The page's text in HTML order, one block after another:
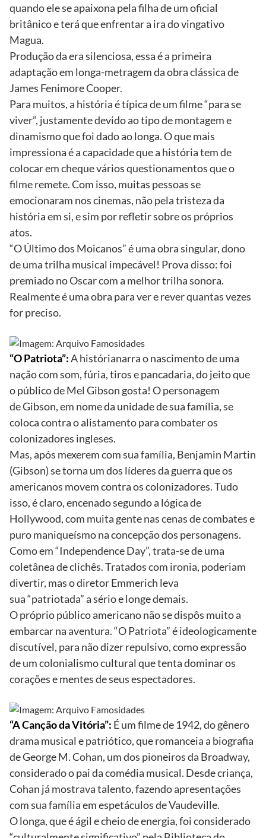
quando ele se apaixona pela filha de um oficial
britânico e terá que enfrentar a ira do vingativo
Magua.
Produção da era silenciosa, essa é a primeira
adaptação em longa-metragem da obra clássica de
James Fenimore Cooper.
Para muitos, a história é típica de um filme “para se
viver”, justamente devido ao tipo de montagem e
dinamismo que foi dado ao longa. O que mais
impressiona é a capacidade que a história tem de
colocar em cheque vários questionamentos que o
filme remete. Com isso, muitas pessoas se
emocionaram nos cinemas, não pela tristeza da
história em si, e sim por refletir sobre os próprios
atos.
“O Último dos Moicanos” é uma obra singular, dono
de uma trilha musical impecável! Prova disso: foi
premiado no Oscar com a melhor trilha sonora.
Realmente é uma obra para ver e rever quantas vezes
for preciso.
“O Patriota”:A histórianarra o nascimento de uma
nação com som, fúria, tiros e pancadaria, do jeito que
o público de Mel Gibson gosta! O personagem
de Gibson, em nome da unidade de sua família, se
coloca contra o alistamento para combater os
colonizadores ingleses.
Mas, após mexerem com sua família, Benjamin Martin
(Gibson) se torna um dos líderes da guerra que os
americanos movem contra os colonizadores. Tudo
isso, é claro, encenado segundo a lógica de
Hollywood, com muita gente nas cenas de combates e
puro maniqueísmo na concepção dos personagens.
Como em “Independence Day”, trata-se de uma
coletânea de clichês. Tratados com ironia, poderiam
divertir, mas o diretor Emmerich leva
sua “patriotada” a sério e longe demais.
O próprio público americano não se dispôs muito a
embarcar na aventura. “O Patriota” é ideologicamente
discutível, para não dizer repulsivo, como expressão
de um colonialismo cultural que tenta dominar os
corações e mentes de seus espectadores.
“A Canção da Vitória”: É um filme de 1942, do gênero
drama musical e patriótico, que romanceia a biografia
de George M. Cohan, um dos pioneiros da Broadway,
considerado o pai da comédia musical. Desde criança,
Cohan já mostrava talento, fazendo apresentações
com sua família em espetáculos de Vaudeville.
O longa, que é ágil e cheio de energia, foi considerado